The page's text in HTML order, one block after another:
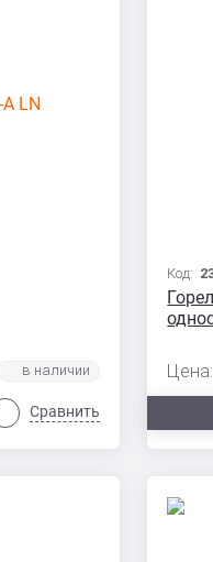
Сравнить
Код:
Цена: